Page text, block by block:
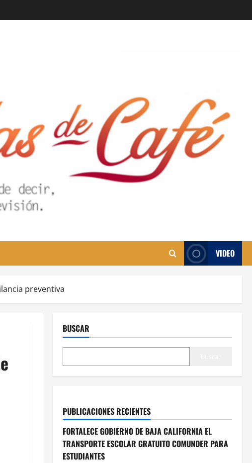
VIDEO
preventiva
BUSCAR
PUBLICACIONES RECIENTES
FORTALECE GOBIERNO DE BAJA CALIFORNIA EL
TRANSPORTE ESCOLAR GRATUITO COMUNDER PARA
ESTUDIANTES